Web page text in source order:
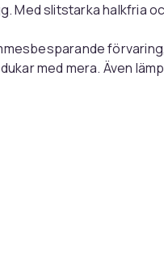
Med slitstarka halkfria
med mera. Även